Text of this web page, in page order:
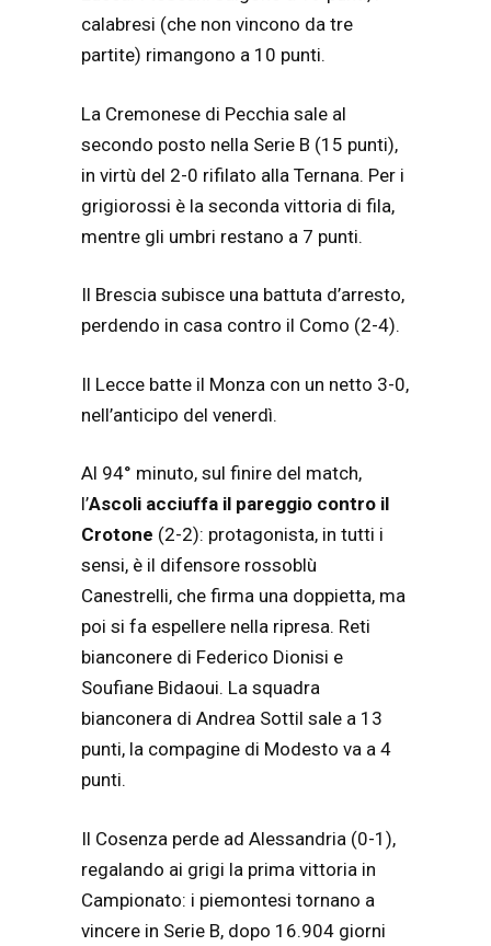
calabresi (che non vincono da tre
partite) rimangono a 10 punti.
La Cremonese di Pecchia sale al
secondo posto nella Serie B (15 punti),
in virtù del 2-0 rifilato alla Ternana. Per i
grigiorossi è la seconda vittoria di fila,
mentre gli umbri restano a 7 punti.
Il Brescia subisce una battuta d’arresto,
perdendo in casa contro il Como (2-4).
Il Lecce batte il Monza con un netto 3-0,
nell’anticipo del venerdì.
Al 94° minuto, sul finire del match,
l’Ascoli acciuffa il pareggio contro il
Crotone (2-2): protagonista, in tutti i
sensi, è il difensore rossoblù
Canestrelli, che firma una doppietta, ma
poi si fa espellere nella ripresa. Reti
bianconere di Federico Dionisi e
Soufiane Bidaoui. La squadra
bianconera di Andrea Sottil sale a 13
punti, la compagine di Modesto va a 4
punti.
Il Cosenza perde ad Alessandria (0-1),
regalando ai grigi la prima vittoria in
Campionato: i piemontesi tornano a
vincere in Serie B, dopo 16.904 giorni